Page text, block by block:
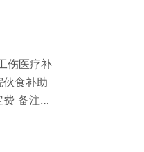
伤医疗补
食补助
备注：
工资为